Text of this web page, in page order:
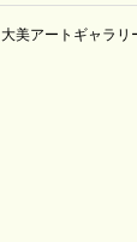
大美アートギャラリ